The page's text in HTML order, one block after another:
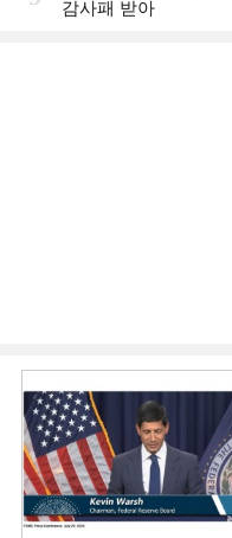
감사패 받아